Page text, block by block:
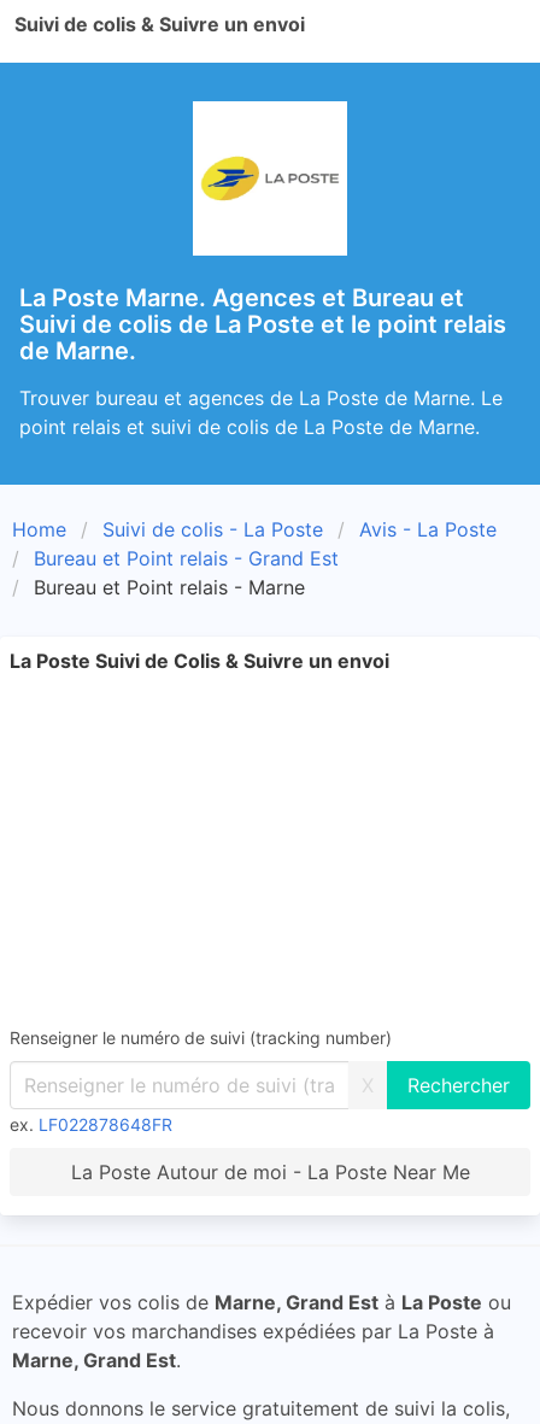
Suivi de colis & Suivre un envoi
La Poste Marne. Agences et Bureau et
Suivi de colis de La Poste et le point relais
de Marne.
Trouver bureau et agences de La Poste de Marne. Le
point relais et suivi de colis de La Poste de Marne.
Home Suivi de colis - La Poste
Avis - La Poste
Bureau et Point relais - Grand Est
Bureau et Point relais - Marne
La Poste Suivi de Colis & Suivre un envoi
Renseigner le numéro de suivi (tracking number)
X
ex. LF022878648FR
La Poste Autour de moi - La Poste Near Me
Expédier vos colis de Marne, Grand Est à La Poste ou
recevoir vos marchandises expédiées par La Poste à
Marne, Grand Est.
Nous donnons le service gratuitement de suivi la colis,